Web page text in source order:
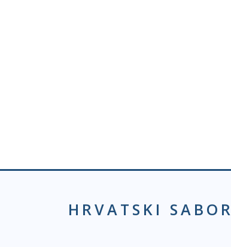
HRVATSKI SABOR